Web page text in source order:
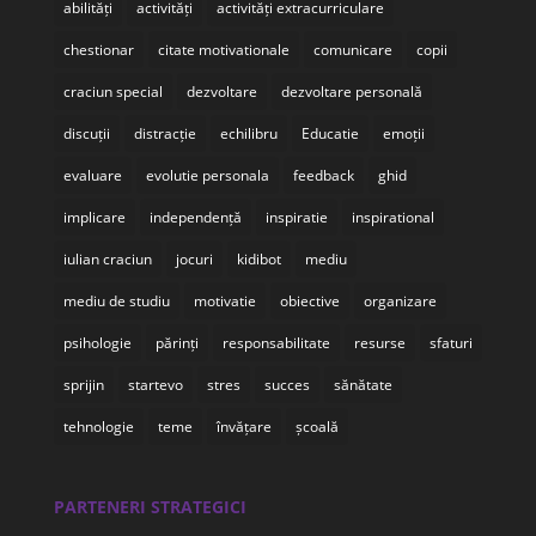
abilități activități activități extracurriculare
chestionar citate motivationale comunicare copii
craciun special dezvoltare dezvoltare personală
discuții distracție echilibru Educatie emoții
evaluare evolutie personala feedback ghid
implicare independență inspiratie inspirational
iulian craciun jocuri kidibot mediu
mediu de studiu motivatie obiective organizare
psihologie părinți responsabilitate resurse sfaturi
sprijin startevo stres succes sănătate
tehnologie teme învățare școală
PARTENERI STRATEGICI